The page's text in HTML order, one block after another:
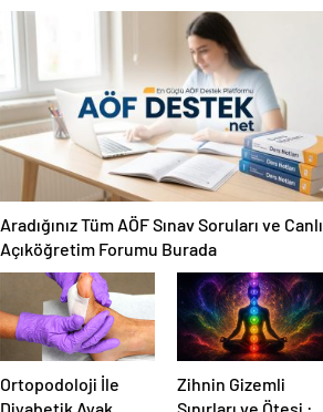
Nasıl Seçilir
Temmuz Ayındaki
Karar Duruşmasına
Çevrildi
Aradığınız Tüm AÖF Sınav Soruları ve Canlı
Açıköğretim Forumu Burada
Ortopodoloji İle
Zihnin Gizemli